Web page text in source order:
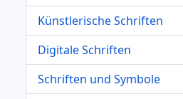
Künstlerische Schriften
Digitale Schriften
Schriften und Symbole